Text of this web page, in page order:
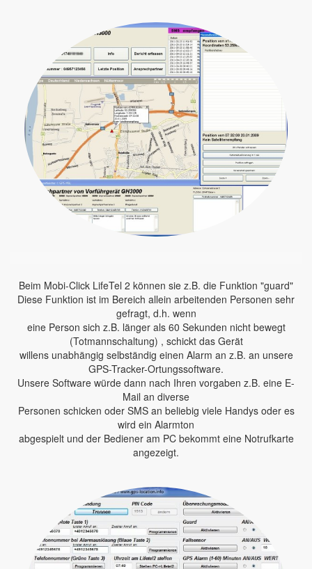
Beim Mobi-Click LifeTel 2 können sie z.B. die Funktion "guard"
Diese Funktion ist im Bereich allein arbeitenden Personen sehr
gefragt, d.h. wenn
eine Person sich z.B. länger als 60 Sekunden nicht bewegt
(Totmannschaltung) , schickt das Gerät
willens unabhängig selbständig einen Alarm an z.B. an unsere
GPS-Tracker-Ortungssoftware.
Unsere Software würde dann nach Ihren vorgaben z.B. eine E-
Mail an diverse
Personen schicken oder SMS an beliebig viele Handys oder es
wird ein Alarmton
abgespielt und der Bediener am PC bekommt eine Notrufkarte
angezeigt.